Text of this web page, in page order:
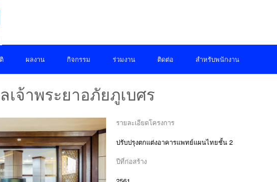
ผลงาน กิจกรรม ร่วมงาน ติดต่อ สำหรับพนักงาน
เจ้าพระยาอภัยภูเบศร
รายละเอียดโครงการ
ปรับปรุงตกแต่งอาคารแพทย์แผนไทยชั้น 2
ปีที่ก่อสร้าง